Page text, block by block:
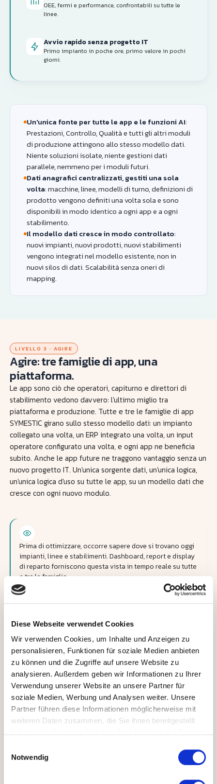
Diese Webseite verwendet Cookies
Wir verwenden Cookies, um Inhalte und Anzeigen zu
personalisieren, Funktionen für soziale Medien anbieten
zu können und die Zugriffe auf unsere Website zu
analysieren. Außerdem geben wir Informationen zu Ihrer
Verwendung unserer Website an unsere Partner für
soziale Medien, Werbung und Analysen weiter. Unsere
Partner führen diese Informationen möglicherweise mit
weiteren Daten zusammen, die Sie ihnen bereitgestellt
Notwendig
OEE, fermi e performance, confrontabili su tutte le
linee.
Avvio rapido senza progetto IT
Primo impianto in poche ore, primo valore in pochi
giorni.
Un'unica fonte per tutte le app e le funzioni AI:
Prestazioni, Controllo, Qualità e tutti gli altri moduli
di produzione attingono allo stesso modello dati.
Niente soluzioni isolate, niente gestioni dati
parallele, nemmeno per i moduli futuri.
Dati anagrafici centralizzati, gestiti una sola
volta: macchine, linee, modelli di turno, definizioni di
prodotto vengono definiti una volta sola e sono
disponibili in modo identico a ogni app e a ogni
stabilimento.
Il modello dati cresce in modo controllato:
nuovi impianti, nuovi prodotti, nuovi stabilimenti
vengono integrati nel modello esistente, non in
nuovi silos di dati. Scalabilità senza oneri di
mapping.
LIVELLO 3 · AGIRE
Agire: tre famiglie di app, una
piattaforma.
Le app sono ciò che operatori, capiturno e direttori di
stabilimento vedono davvero: l'ultimo miglio tra
piattaforma e produzione. Tutte e tre le famiglie di app
SYMESTIC girano sullo stesso modello dati: un impianto
collegato una volta, un ERP integrato una volta, un input
operatore configurato una volta, e ogni app ne beneficia
subito. Anche le app future ne traggono vantaggio senza un
nuovo progetto IT. Un'unica sorgente dati, un'unica logica,
un'unica logica d'uso su tutte le app, su un modello dati che
cresce con ogni nuovo modulo.
Prima di ottimizzare, occorre sapere dove si trovano oggi
impianti, linee e stabilimenti. Dashboard, report e display
di reparto forniscono questa vista in tempo reale su tutte
e tre le famiglie.
Scopri di più nella Sezione 4: Comprendere →
FAMIGLIA 01
Prestazioni(Performance)
Vedere ciò che gira — tra turni, linee e stabilimenti.
Decisori strategici · Direttori di stabilimento · COO · CEO
Misurare l'efficienza, localizzare le perdite, quantificare i
miglioramenti: la vista dall'alto, tra turni, linee e
stabilimenti.
Monitoraggio OEE